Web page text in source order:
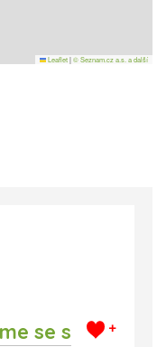
Leaflet|© Seznam.cz a.s. a další
+
se s